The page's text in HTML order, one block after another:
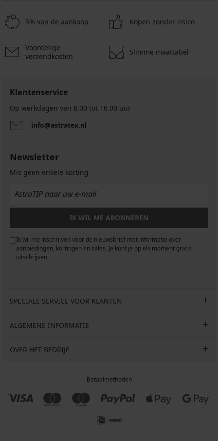
5% van de aankoop Kopen zonder risico
Voordelige
verzendkosten
Slimme maattabel
Klantenservice
Op werkdagen van 8.00 tot 16.00 uur
info@astratex.nl
Newsletter
Mis geen enkele korting
IK WIL ME ABONNEREN
Ik wil me inschrijven voor de nieuwsbrief met informatie over
aanbiedingen, kortingen en sales. Je kunt je op elk moment gratis
uitschrijven.
SPECIALE SERVICE VOOR KLANTEN
ALGEMENE INFORMATIE
OVER HET BEDRIJF
Betaalmethoden